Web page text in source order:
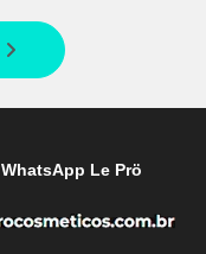
WhatsApp Le Prö